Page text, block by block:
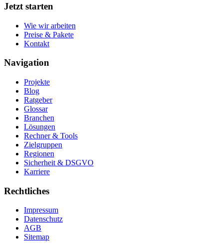
Jetzt starten
Wie wir arbeiten
Preise & Pakete
Kontakt
Navigation
Projekte
Blog
Ratgeber
Glossar
Branchen
Lösungen
Rechner & Tools
Zielgruppen
Regionen
Sicherheit & DSGVO
Karriere
Rechtliches
Impressum
Datenschutz
AGB
Sitemap